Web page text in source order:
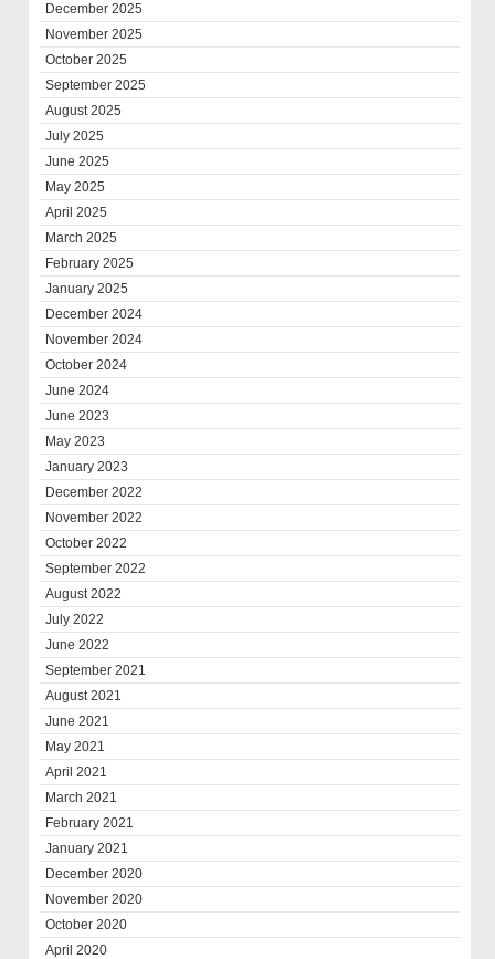
December 2025
November 2025
October 2025
September 2025
August 2025
July 2025
June 2025
May 2025
April 2025
March 2025
February 2025
January 2025
December 2024
November 2024
October 2024
June 2024
June 2023
May 2023
January 2023
December 2022
November 2022
October 2022
September 2022
August 2022
July 2022
June 2022
September 2021
August 2021
June 2021
May 2021
April 2021
March 2021
February 2021
January 2021
December 2020
November 2020
October 2020
April 2020